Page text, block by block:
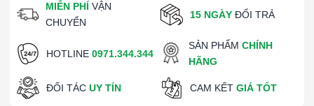
MIỄN PHÍ VẬN
CHUYỂN
15 NGÀY ĐỔI TRẢ
HOTLINE 0971.344.344
SẢN PHẨMCHÍNH
HÃNG
ĐỐI TÁC UY TÍN CAM KẾT GIÁ TỐT